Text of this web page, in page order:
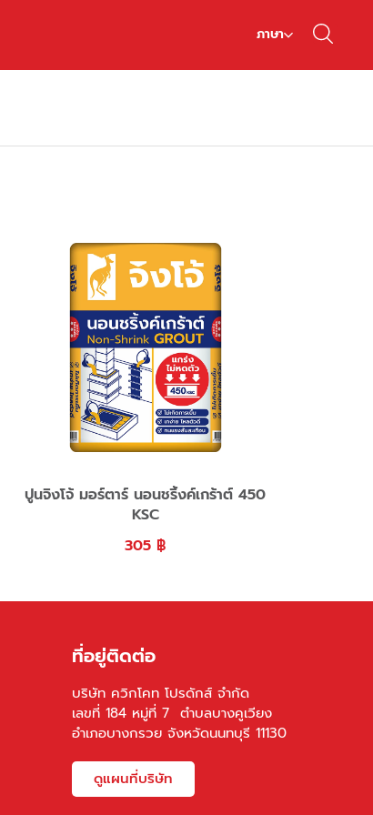
ภาษา
ปูนจิงโจ้ มอร์ตาร์ นอนชริ้งค์เกร้าต์ 450
KSC
305 ฿
ที่อยู่ติดต่อ
บริษัท ควิกโคท โปรดักส์ จำกัด
เลขที่ 184 หมู่ที่ 7 ตำบลบางคูเวียง
อำเภอบางกรวย จังหวัดนนทบุรี 11130
ดูแผนที่บริษัท